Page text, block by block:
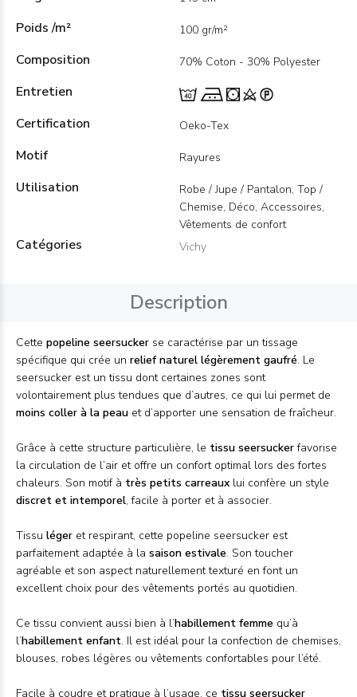
Poids /m² 100 gr/m²
Composition 70% Coton - 30% Polyester
Entretien
Certification
Oeko-Tex
Motif Rayures
Utilisation
Robe / Jupe / Pantalon, Top /
Chemise, Déco, Accessoires,
Vêtements de confort
Catégories Vichy
Description
Cette popeline seersucker se caractérise par un tissage
spécifique qui crée un relief naturel légèrement gaufré. Le
seersucker est un tissu dont certaines zones sont
volontairement plus tendues que d’autres, ce qui lui permet de
moins coller à la peau et d’apporter une sensation de fraîcheur.
Grâce à cette structure particulière, le tissu seersuckerfavorise
la circulation de l’air et offre un confort optimal lors des fortes
chaleurs. Son motif à très petits carreauxlui confère un style
discret et intemporel, facile à porter et à associer.
Tissu léger et respirant, cette popeline seersucker est
parfaitement adaptée à la saison estivale. Son toucher
agréable et son aspect naturellement texturé en font un
excellent choix pour des vêtements portés au quotidien.
Ce tissu convient aussi bien à l’habillement femme qu’à
l’habillement enfant. Il est idéal pour la confection de chemises,
blouses, robes légères ou vêtements confortables pour l’été.
Facile à coudre et pratique à l’usage, ce tissu seersucker